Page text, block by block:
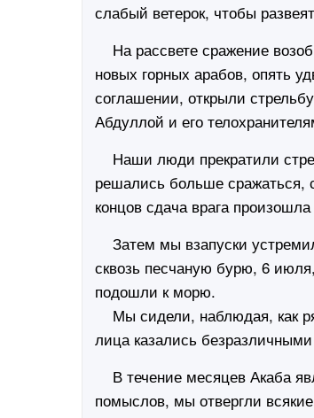
слабый ветерок, чтобы
На рассвете сражение
новых горных арабов, опять
соглашении, открыли
Абдуллой и его
Наши люди прекратили
решались больше сражаться,
концов сдача врага
Затем мы взапуски
сквозь песчаную бурю, 6
подошли к морю.
Мы сидели, наблюдая, как
лица казались
В течение месяцев Акаба
помыслов, мы отвергли